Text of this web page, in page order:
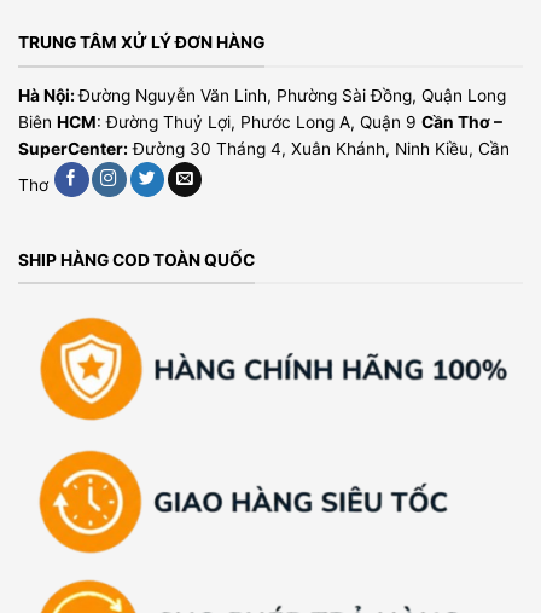
TRUNG TÂM XỬ LÝ ĐƠN HÀNG
Hà Nội:Đường Nguyễn Văn Linh, Phường Sài Đồng, Quận Long
Biên HCM: Đường Thuỷ Lợi, Phước Long A, Quận 9 Cần Thơ –
SuperCenter: Đường 30 Tháng 4, Xuân Khánh, Ninh Kiều, Cần
Thơ
SHIP HÀNG COD TOÀN QUỐC